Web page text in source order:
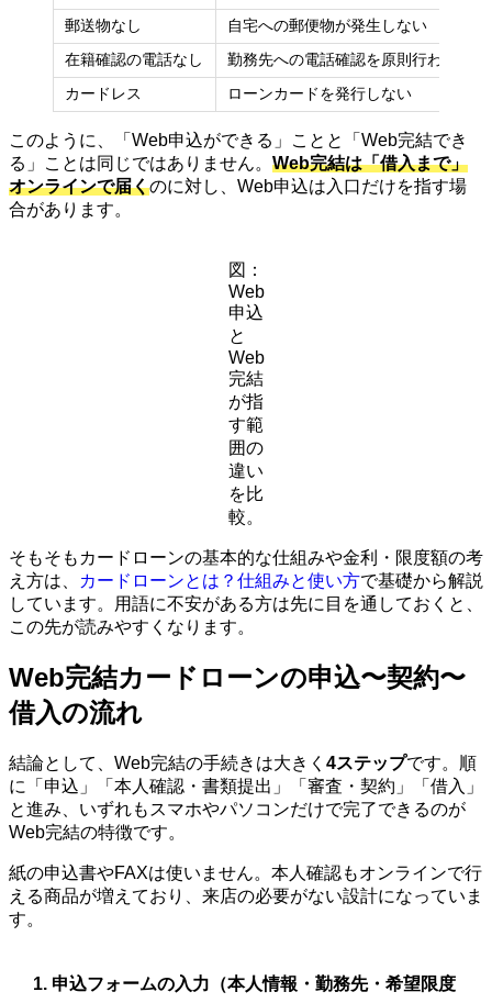
郵送物なし 自宅への郵便物が発生しない
在籍確認の電話なし 勤務先への電話確認を原則行わない
カードレス ローンカードを発行しない
このように、「Web申込ができる」ことと「Web完結でき
る」ことは同じではありません。 Web完結は「借入まで」
オンラインで届くのに対し、Web申込は入口だけを指す場
合があります。
図：
Web
申込
と
Web
完結
が指
す範
囲の
違い
を比
較。
そもそもカードローンの基本的な仕組みや金利・限度額の考
え方は、
カードローンとは？仕組みと使い方で基礎から解説
しています。用語に不安がある方は先に目を通しておくと、
この先が読みやすくなります。
Web完結カードローンの申込〜契約〜
借入の流れ
結論として、Web完結の手続きは大きく 4ステップです。順
に「申込」「本人確認・書類提出」「審査・契約」「借入」
と進み、いずれもスマホやパソコンだけで完了できるのが
Web完結の特徴です。
紙の申込書やFAXは使いません。本人確認もオンラインで行
える商品が増えており、来店の必要がない設計になっていま
す。
申込フォームの入力（本人情報・勤務先・希望限度